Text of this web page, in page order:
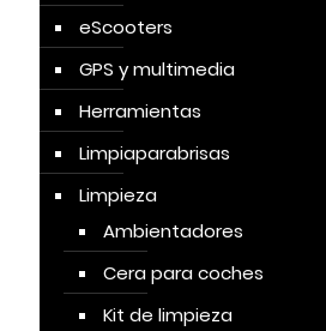
eScooters
GPS y multimedia
Herramientas
Limpiaparabrisas
Limpieza
Ambientadores
Cera para coches
Kit de limpieza